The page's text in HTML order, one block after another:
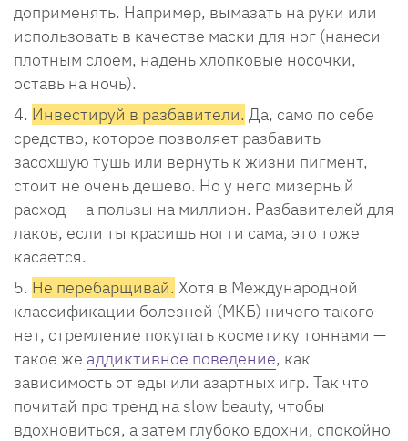
доприменять. Например, вымазать на руки или
использовать в качестве маски для ног (нанеси
плотным слоем, надень хлопковые носочки,
оставь на ночь).
Инвестируй в разбавители. Да, само по себе
средство, которое позволяет разбавить
засохшую тушь или вернуть к жизни пигмент,
стоит не очень дешево. Но у него мизерный
расход — а пользы на миллион. Разбавителей для
лаков, если ты красишь ногти сама, это тоже
касается.
Не перебарщивай. Хотя в Международной
классификации болезней (МКБ) ничего такого
нет, стремление покупать косметику тоннами —
такое же аддиктивное поведение, как
зависимость от еды или азартных игр. Так что
почитай про тренд на slow beauty, чтобы
вдохновиться, а затем глубоко вдохни, спокойно